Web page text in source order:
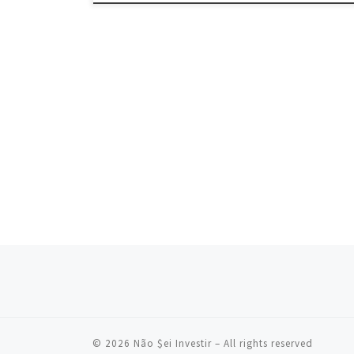
© 2026 Não $ei Investir – All rights reserved